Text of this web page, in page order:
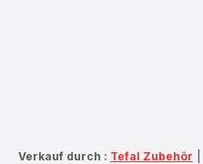
Verkauf durch : Tefal Zubehör